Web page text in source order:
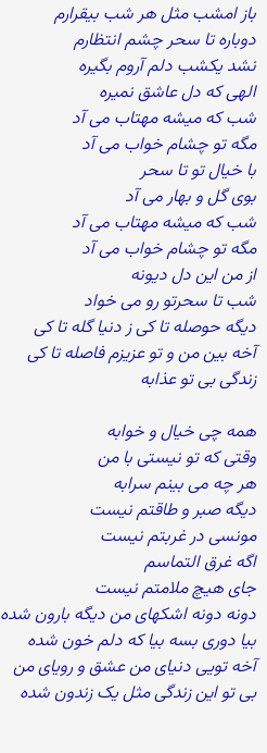
باز امشب مثل هر شب بیقرارم
دوباره تا سحر چشم انتظارم
نشد یکشب دلم آروم بگیره
الهی که دل عاشق نمیره
شب که میشه مهتاب می آد
مگه تو چشام خواب می آد
با خیال تو تا سحر
بوی گل و بهار می آد
شب که میشه مهتاب می آد
مگه تو چشام خواب می آد
از من این دل دیونه
شب تا سحرتو رو می خواد
دیگه حوصله تا کی ز دنیا گله تا کی
آخه بین من و تو عزیزم فاصله تا کی
زندگی بی تو عذابه
همه چی خیال و خوابه
وقتی که تو نیستی با من
هر چه می بینم سرابه
دیگه صبر و طاقتم نیست
مونسی در غربتم نیست
اگه غرق التماسم
جای هیچ ملامتم نیست
دونه دونه اشکهای من دیگه بارون شده
بیا دوری بسه بیا که دلم خون شده
آخه تویی دنیای من عشق و رویای من
بی تو این زندگی مثل یک زندون شده